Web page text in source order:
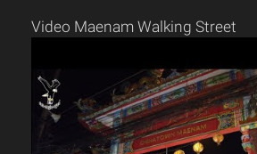
Video Maenam Walking Street